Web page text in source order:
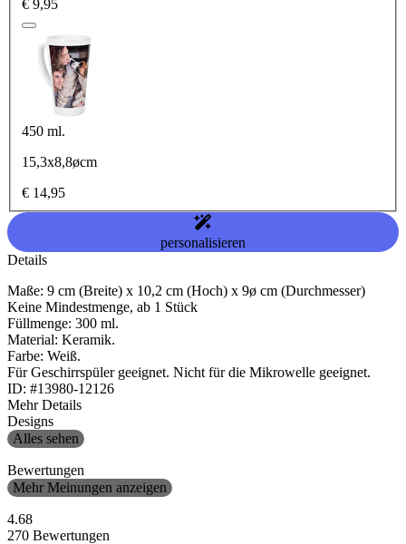
€ 9,95
450 ml.
15,3x8,8øcm
€ 14,95
personalisieren
Details
Maße: 9 cm (Breite) x 10,2 cm (Hoch) x 9ø cm (Durchmesser)
Keine Mindestmenge, ab 1 Stück
Füllmenge: 300 ml.
Material: Keramik.
Farbe: Weiß.
Für Geschirrspüler geeignet. Nicht für die Mikrowelle geeignet.
ID: #13980-12126
Mehr Details
Designs
Alles sehen
Bewertungen
Mehr Meinungen anzeigen
4.68
270 Bewertungen